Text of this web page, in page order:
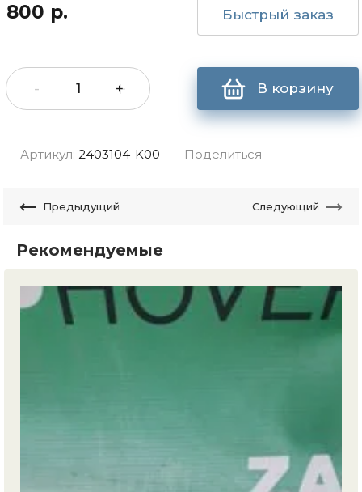
800 р. Быстрый заказ
- + В корзину
Артикул: 2403104-K00 Поделиться
Предыдущий Следующий
Рекомендуемые